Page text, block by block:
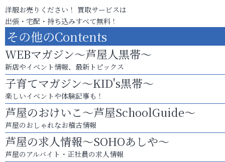
洋服お売りください！ 買取サービスは
出張・宅配・持ち込みすべて無料！
その他のContents
WEBマガジン～芦屋人黒帯～
新店やイベント情報、最新トピックス
子育てマガジン～KID's黒帯～
楽しいイベントや体験記事も！
芦屋のおけいこ～芦屋SchoolGuide～
芦屋のおしゃれなお稽古情報
芦屋の求人情報～SOHOあしや～
芦屋のアルバイト・正社員の求人情報